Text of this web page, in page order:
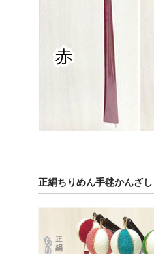
正絹ちりめん手毬かんざ